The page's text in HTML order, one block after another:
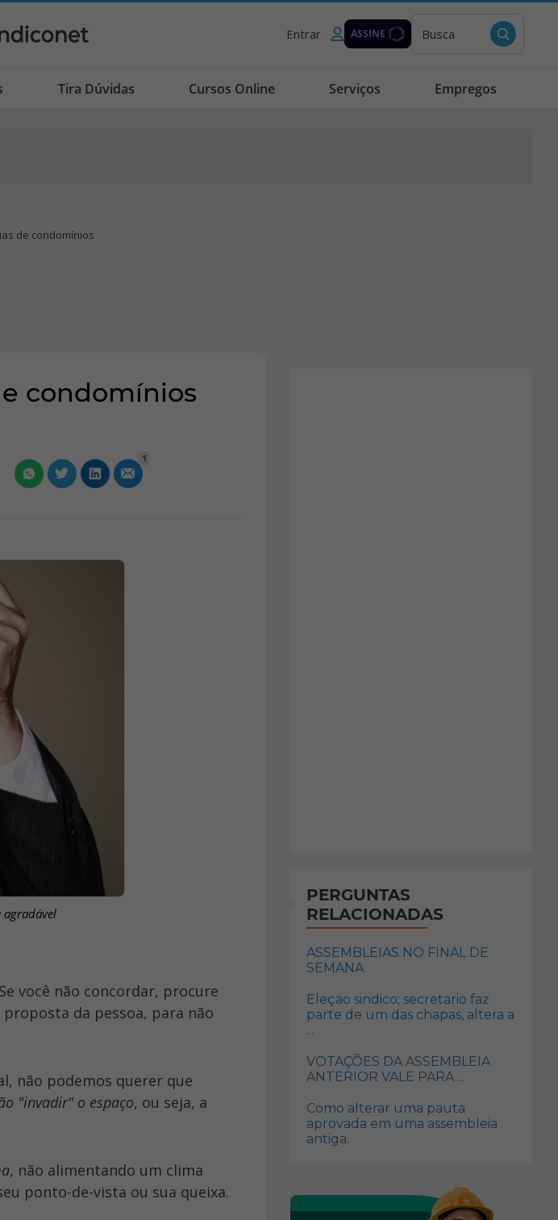
Entrar ASSINE Busca
Tira Dúvidas Cursos Online Serviços Empregos
de condomínios
condomínios
1
agradável
da pessoa, para não
"invadir" o espaço, ou seja, a
, não alimentando um clima
ponto-de-vista ou sua queixa.
PERGUNTAS
RELACIONADAS
ASSEMBLEIAS NO FINAL DE
SEMANA
Eleçao sindico; secretario faz
parte de um das chapas, altera a
...
VOTAÇÕES DA ASSEMBLEIA
ANTERIOR VALE PARA ...
Como alterar uma pauta
aprovada em uma assembleia
antiga.